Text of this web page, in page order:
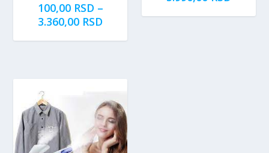
100,00 RSD –
3.360,00 RSDR
c
e
n
a